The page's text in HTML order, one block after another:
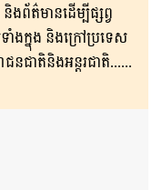
ងព័ត៌មាន​ដើម្បីផ្សព្វ​
ក្នុង និងក្រៅ​ប្រទេ​​ស​
នជាតិនិងអន្តរជាតិ......